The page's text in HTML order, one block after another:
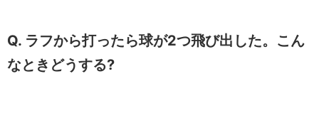
Q. ラフから打ったら球が2つ飛び出した。こん
なときどうする?